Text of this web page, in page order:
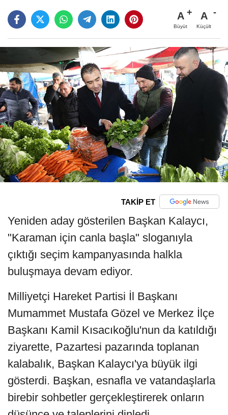
A
Büyüt
A
Küçült
TAKİP ET
Yeniden aday gösterilen Başkan Kalaycı,
"Karaman için canla başla" sloganıyla
çıktığı seçim kampanyasında halkla
buluşmaya devam ediyor.
Milliyetçi Hareket Partisi İl Başkanı
Mumammet Mustafa Gözel ve Merkez İlçe
Başkanı Kamil Kısacıkoğlu'nun da katıldığı
ziyarette, Pazartesi pazarında toplanan
kalabalık, Başkan Kalaycı'ya büyük ilgi
gösterdi. Başkan, esnafla ve vatandaşlarla
birebir sohbetler gerçekleştirerek onların